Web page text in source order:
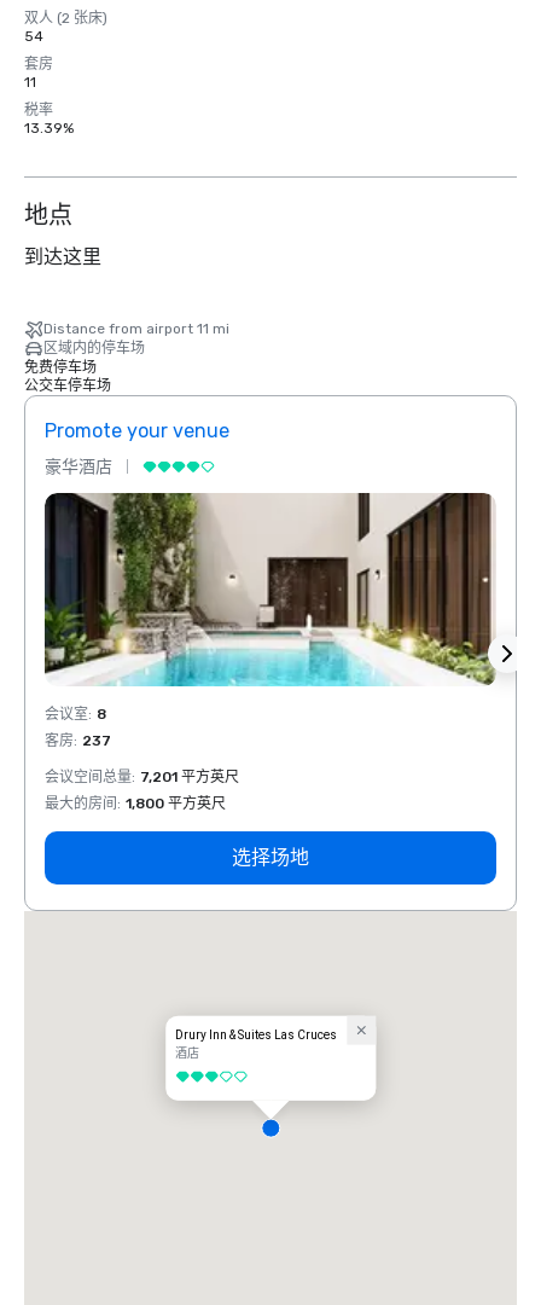
双人 (2 张床)
54
套房
11
税率
13.39%
地点
到达这里
Distance from airport 11 mi
区域内的停车场
免费停车场
公交车停车场
Promote your venue
豪华酒店
会议室: 8
客房: 237
会议空间总量: 7,201 平方英尺
最大的房间 : 1,800 平方英尺
选择场地
Drury Inn & Suites Las Cruces
酒店
3/5